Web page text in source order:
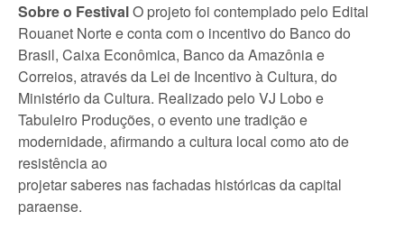
Sobre o FestivalO projeto foi contemplado pelo Edital
Rouanet Norte e conta com o incentivo do Banco do
Brasil, Caixa Econômica, Banco da Amazônia e
Correios, através da Lei de Incentivo à Cultura, do
Ministério da Cultura. Realizado pelo VJ Lobo e
Tabuleiro Produções, o evento une tradição e
modernidade, afirmando a cultura local como ato de
resistência ao
projetar saberes nas fachadas históricas da capital
paraense.